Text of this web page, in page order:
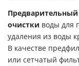
очистки воды для
удаления из воды
В качестве
или сетчатый